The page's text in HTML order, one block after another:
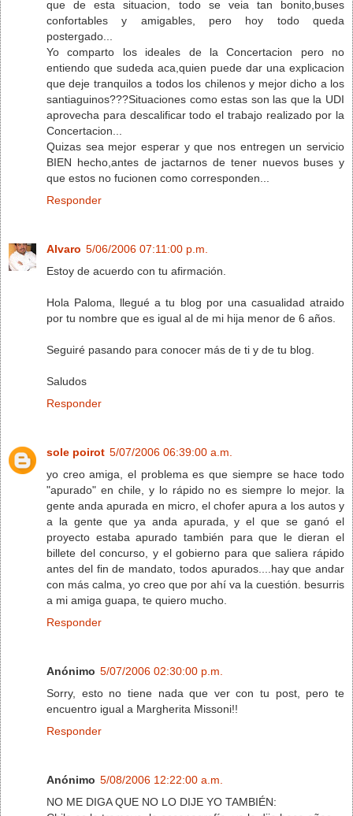
que de esta situacion, todo se veia tan bonito,buses
confortables y amigables, pero hoy todo queda
postergado...
Yo comparto los ideales de la Concertacion pero no
entiendo que sudeda aca,quien puede dar una explicacion
que deje tranquilos a todos los chilenos y mejor dicho a los
santiaguinos???Situaciones como estas son las que la UDI
aprovecha para descalificar todo el trabajo realizado por la
Concertacion...
Quizas sea mejor esperar y que nos entregen un servicio
BIEN hecho,antes de jactarnos de tener nuevos buses y
que estos no fucionen como corresponden...
Responder
Alvaro 5/06/2006 07:11:00 p.m.
Estoy de acuerdo con tu afirmación.
Hola Paloma, llegué a tu blog por una casualidad atraido
por tu nombre que es igual al de mi hija menor de 6 años.
Seguiré pasando para conocer más de ti y de tu blog.
Saludos
Responder
sole poirot 5/07/2006 06:39:00 a.m.
yo creo amiga, el problema es que siempre se hace todo
"apurado" en chile, y lo rápido no es siempre lo mejor. la
gente anda apurada en micro, el chofer apura a los autos y
a la gente que ya anda apurada, y el que se ganó el
proyecto estaba apurado también para que le dieran el
billete del concurso, y el gobierno para que saliera rápido
antes del fin de mandato, todos apurados....hay que andar
con más calma, yo creo que por ahí va la cuestión. besurris
a mi amiga guapa, te quiero mucho.
Responder
Anónimo 5/07/2006 02:30:00 p.m.
Sorry, esto no tiene nada que ver con tu post, pero te
encuentro igual a Margherita Missoni!!
Responder
Anónimo 5/08/2006 12:22:00 a.m.
NO ME DIGA QUE NO LO DIJE YO TAMBIÉN: